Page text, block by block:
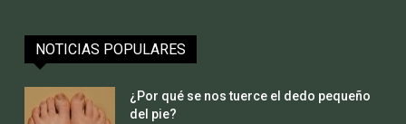
NOTICIAS POPULARES
¿Por qué se nos tuerce el dedo pequeño
del pie?